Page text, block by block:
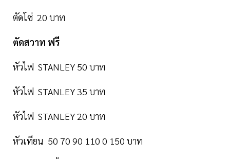
ตัดโซ่ 20 บาท
ตัดสวาท ฟรี
หัวไฟ STANLEY 50 บาท
หัวไฟ STANLEY 35 บาท
หัวไฟ STANLEY 20 บาท
หัวเทียน 50 70 90 110 0 150 บาท